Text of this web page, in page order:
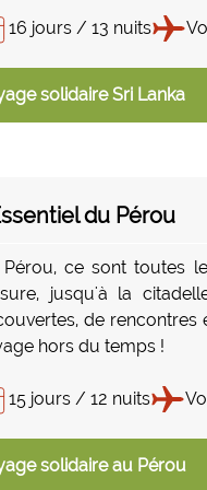
16 jours / 13 nuits
solidaire Sri Lanka
du Pérou
ce sont toutes
jusqu'à la
de rencontres
hors du temps !
15 jours / 12 nuits
solidaire au Pérou